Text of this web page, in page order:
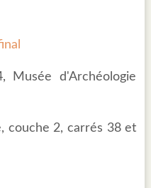
Musée d'Archéologie
couche 2, carrés 38 et